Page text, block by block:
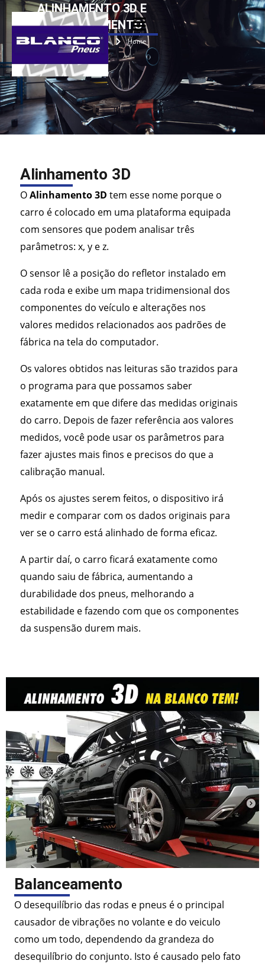
para
conteúdo
ALINHAMENTO 3D E
BALANCEAMENTO
Home
Alinhamento 3D
OAlinhamento 3D tem esse nome porque o
carro é colocado em uma plataforma equipada
com sensores que podem analisar três
parâmetros: x, y e z.
O sensor lê a posição do refletor instalado em
cada roda e exibe um mapa tridimensional dos
componentes do veículo e alterações nos
valores medidos relacionados aos padrões de
fábrica na tela do computador.
Os valores obtidos nas leituras são trazidos para
o programa para que possamos saber
exatamente em que difere das medidas originais
do carro. Depois de fazer referência aos valores
medidos, você pode usar os parâmetros para
fazer ajustes mais finos e precisos do que a
calibração manual.
Após os ajustes serem feitos, o dispositivo irá
medir e comparar com os dados originais para
ver se o carro está alinhado de forma eficaz.
A partir daí, o carro ficará exatamente como
quando saiu de fábrica, aumentando a
durabilidade dos pneus, melhorando a
estabilidade e fazendo com que os componentes
da suspensão durem mais.
Balanceamento
O desequilíbrio das rodas e pneus é o principal
causador de vibrações no volante e do veiculo
como um todo, dependendo da grandeza do
desequilíbrio do conjunto. Isto é causado pelo fato